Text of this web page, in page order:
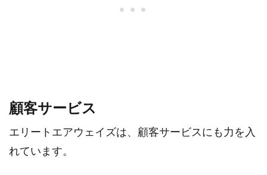
顧客サービス
エリートエアウェイズは、顧客サービスにも力を入
れています。